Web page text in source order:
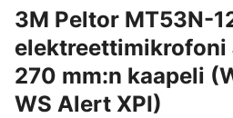
3M Peltor MT53N-
270 mm:n kaapeli
WS Alert XPI)